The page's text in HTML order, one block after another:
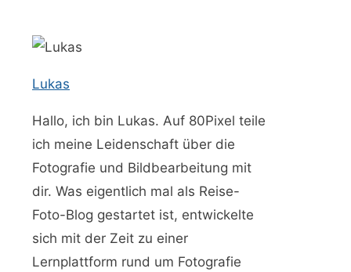
Lukas
Hallo, ich bin Lukas. Auf 80Pixel teile
ich meine Leidenschaft über die
Fotografie und Bildbearbeitung mit
dir. Was eigentlich mal als Reise-
Foto-Blog gestartet ist, entwickelte
sich mit der Zeit zu einer
Lernplattform rund um Fotografie